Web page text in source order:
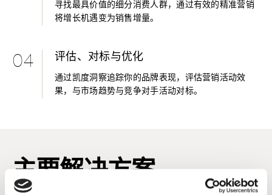
寻找最具价值的细分消费人群，通过有效的精准营销
将增长机遇变为销售增量。
04 评估、对标与优化
通过凯度洞察追踪你的品牌表现，评估营销活动效
果，与市场趋势与竞争对手活动对标。
主要解决方案